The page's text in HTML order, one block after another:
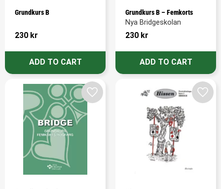
Grundkurs B
230 kr
Grundkurs B – Femkorts
Nya Bridgeskolan
230 kr
Add to favorites Add